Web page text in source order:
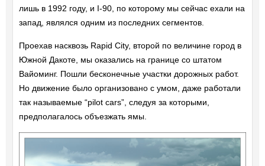
лишь в 1992 году, и I-90, по которому мы сейчас ехали на
запад, являлся одним из последних сегментов.
Проехав насквозь Rapid City, второй по величине город в
Южной Дакоте, мы оказались на границе со штатом
Вайоминг. Пошли бесконечные участки дорожных работ.
Но движение было организовано с умом, даже работали
так называемые “pilot cars”, следуя за которыми,
предполагалось объезжать ямы.